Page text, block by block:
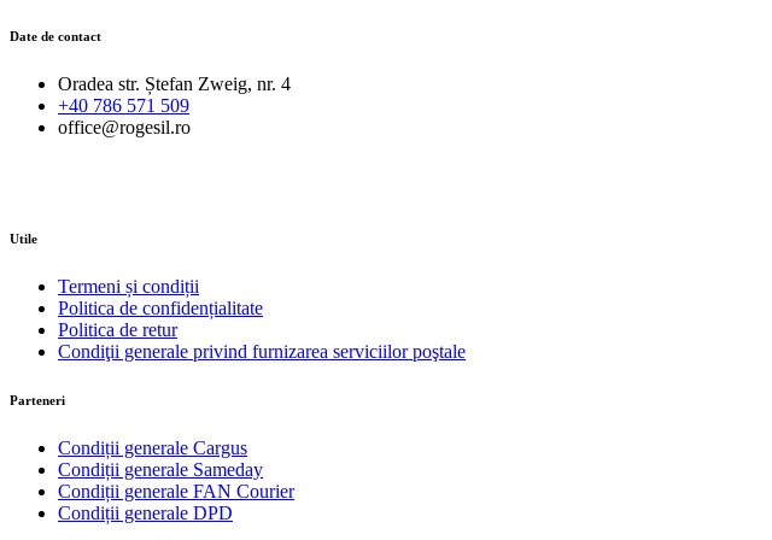
Date de contact
Oradea str. Ștefan Zweig, nr. 4
+40 786 571 509
office@rogesil.ro
Utile
Termeni și condiții
Politica de confidențialitate
Politica de retur
Condiţii generale privind furnizarea serviciilor poştale
Parteneri
Condiții generale Cargus
Condiții generale Sameday
Condiții generale FAN Courier
Condiții generale DPD